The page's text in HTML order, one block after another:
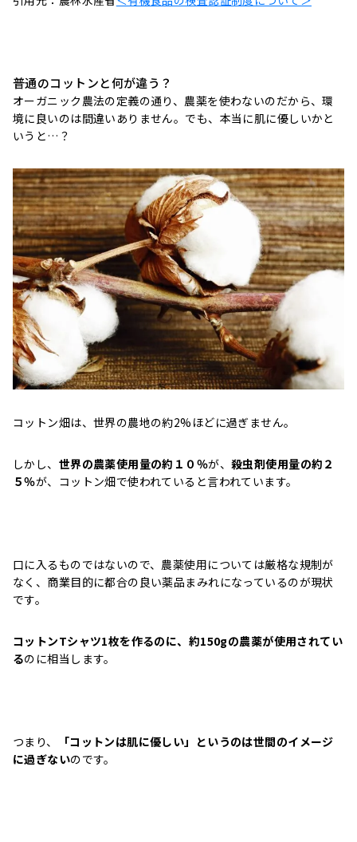
普通のコットンと何が違う？
オーガニック農法の定義の通り、農薬を使わないのだから、環
境に良いのは間違いありません。でも、本当に肌に優しいかと
いうと…？
コットン畑は、世界の農地の約2%ほどに過ぎません。
しかし、 世界の農薬使用量の約１０％が、 殺虫剤使用量の約２
５％が、コットン畑で使われていると言われています。
口に入るものではないので、農薬使用については厳格な規制が
なく、商業目的に都合の良い薬品まみれになっているのが現状
です。
コットンTシャツ1枚を作るのに、約150gの農薬が使用されてい
るのに相当します。
つまり、
「コットンは肌に優しい」というのは世間のイメージ
に過ぎないのです。